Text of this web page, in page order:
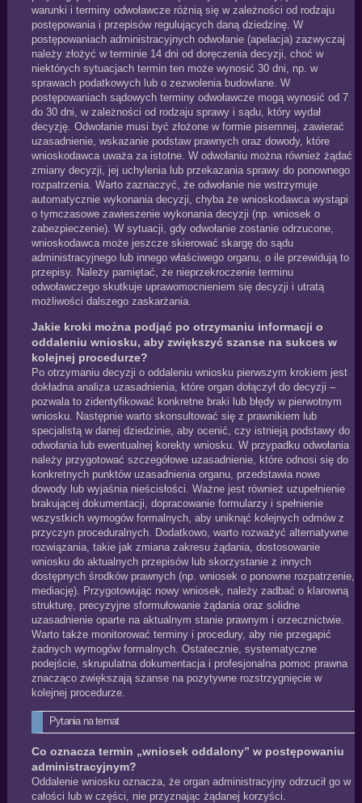
warunki i terminy odwoławcze różnią się w zależności od rodzaju
postępowania i przepisów regulujących daną dziedzinę. W
postępowaniach administracyjnych odwołanie (apelacja) zazwyczaj
należy złożyć w terminie 14 dni od doręczenia decyzji, choć w
niektórych sytuacjach termin ten może wynosić 30 dni, np. w
sprawach podatkowych lub o zezwolenia budowlane. W
postępowaniach sądowych terminy odwoławcze mogą wynosić od 7
do 30 dni, w zależności od rodzaju sprawy i sądu, który wydał
decyzję. Odwołanie musi być złożone w formie pisemnej, zawierać
uzasadnienie, wskazanie podstaw prawnych oraz dowody, które
wnioskodawca uważa za istotne. W odwołaniu można również żądać
zmiany decyzji, jej uchylenia lub przekazania sprawy do ponownego
rozpatrzenia. Warto zaznaczyć, że odwołanie nie wstrzymuje
automatycznie wykonania decyzji, chyba że wnioskodawca wystąpi
o tymczasowe zawieszenie wykonania decyzji (np. wniosek o
zabezpieczenie). W sytuacji, gdy odwołanie zostanie odrzucone,
wnioskodawca może jeszcze skierować skargę do sądu
administracyjnego lub innego właściwego organu, o ile przewidują to
przepisy. Należy pamiętać, że nieprzekroczenie terminu
odwoławczego skutkuje uprawomocnieniem się decyzji i utratą
możliwości dalszego zaskarżania.
Jakie kroki można podjąć po otrzymaniu informacji o
oddaleniu wniosku, aby zwiększyć szanse na sukces w
kolejnej procedurze?
Po otrzymaniu decyzji o oddaleniu wniosku pierwszym krokiem jest
dokładna analiza uzasadnienia, które organ dołączył do decyzji –
pozwala to zidentyfikować konkretne braki lub błędy w pierwotnym
wniosku. Następnie warto skonsultować się z prawnikiem lub
specjalistą w danej dziedzinie, aby ocenić, czy istnieją podstawy do
odwołania lub ewentualnej korekty wniosku. W przypadku odwołania
należy przygotować szczegółowe uzasadnienie, które odnosi się do
konkretnych punktów uzasadnienia organu, przedstawia nowe
dowody lub wyjaśnia nieścisłości. Ważne jest również uzupełnienie
brakującej dokumentacji, dopracowanie formularzy i spełnienie
wszystkich wymogów formalnych, aby uniknąć kolejnych odmów z
przyczyn proceduralnych. Dodatkowo, warto rozważyć alternatywne
rozwiązania, takie jak zmiana zakresu żądania, dostosowanie
wniosku do aktualnych przepisów lub skorzystanie z innych
dostępnych środków prawnych (np. wniosek o ponowne rozpatrzenie,
mediację). Przygotowując nowy wniosek, należy zadbać o klarowną
strukturę, precyzyjne sformułowanie żądania oraz solidne
uzasadnienie oparte na aktualnym stanie prawnym i orzecznictwie.
Warto także monitorować terminy i procedury, aby nie przegapić
żadnych wymogów formalnych. Ostatecznie, systematyczne
podejście, skrupulatna dokumentacja i profesjonalna pomoc prawna
znacząco zwiększają szanse na pozytywne rozstrzygnięcie w
kolejnej procedurze.
Pytania na temat
Co oznacza termin „wniosek oddalony” w postępowaniu
administracyjnym?
Oddalenie wniosku oznacza, że organ administracyjny odrzucił go w
całości lub w części, nie przyznając żądanej korzyści.